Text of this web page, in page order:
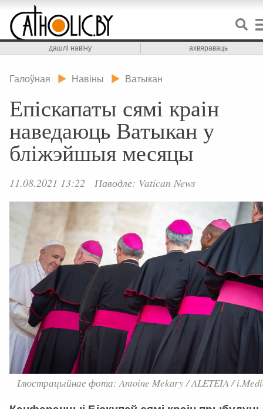
дашлі навіну ахвяраваць
Галоўная Навіны Ватыкан
Епіскапаты сямі краін
наведаюць Ватыкан у
бліжэйшыя месяцы
11.08.2021 13:22 Паводле: Vatican News
Ілюстрацыйнае фота: Antoine Mekary / ALETEIA /